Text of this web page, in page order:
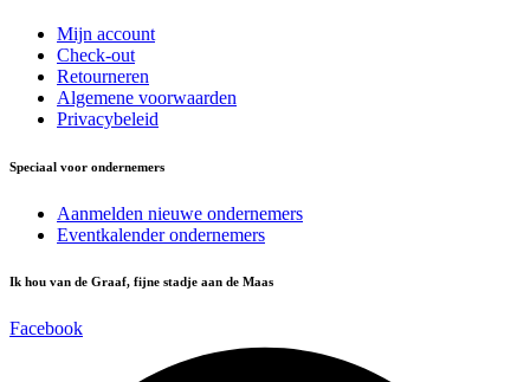
Mijn account
Check-out
Retourneren
Algemene voorwaarden
Privacybeleid
Speciaal voor ondernemers
Aanmelden nieuwe ondernemers
Eventkalender ondernemers
Ik hou van de Graaf, fijne stadje aan de Maas
Facebook